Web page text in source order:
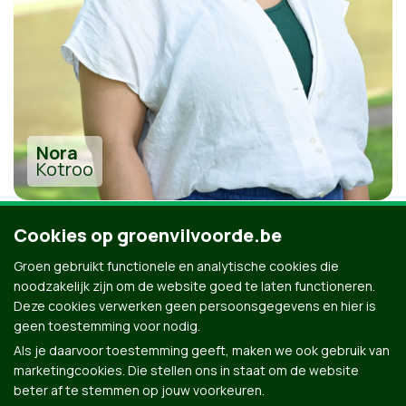
Nora
Kotroo
Alle kandidaten uit Vilvoorde
Cookies op groenvilvoorde.be
Groen gebruikt functionele en analytische cookies die
noodzakelijk zijn om de website goed te laten functioneren.
Deze cookies verwerken geen persoonsgegevens en hier is
geen toestemming voor nodig.
Als je daarvoor toestemming geeft, maken we ook gebruik van
marketingcookies. Die stellen ons in staat om de website
beter af te stemmen op jouw voorkeuren.